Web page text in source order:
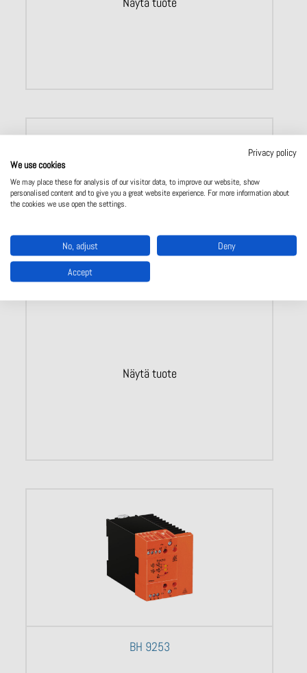
UG 9256
Näytä tuote
BH 9253
Privacy policy
We use cookies
We may place these for analysis of our visitor data, to improve our website, show
personalised content and to give you a great website experience. For more information about
the cookies we use open the settings.
No, adjust Deny
Accept